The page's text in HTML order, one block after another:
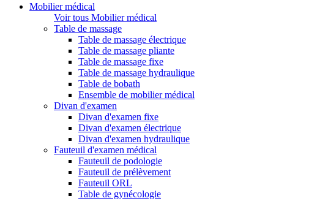
Mobilier médical
Voir tous Mobilier médical
Table de massage
Table de massage électrique
Table de massage pliante
Table de massage fixe
Table de massage hydraulique
Table de bobath
Ensemble de mobilier médical
Divan d'examen
Divan d'examen fixe
Divan d'examen électrique
Divan d'examen hydraulique
Fauteuil d'examen médical
Fauteuil de podologie
Fauteuil de prélèvement
Fauteuil ORL
Table de gynécologie